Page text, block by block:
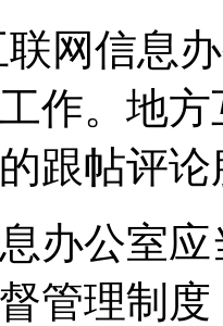
网信息
作。地
跟帖评
办公室
管理制